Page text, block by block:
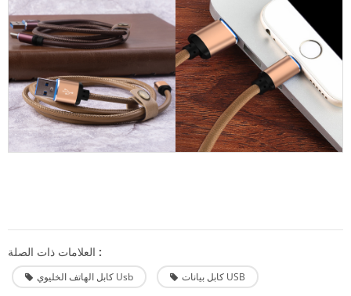
العلامات ذات الصلة :
كابل الهاتف الخليوي Usb كابل بيانات USB